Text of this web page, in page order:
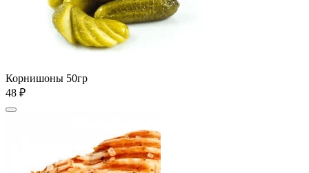
Корнишоны 50гр
48 ₽